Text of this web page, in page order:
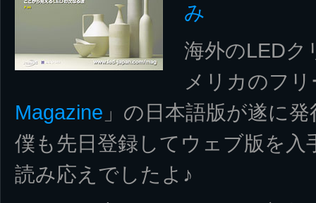
み
海外のLEDク
メリカのフ
Magazine 」の日本語版が遂に
僕も先日登録してウェブ版を
読み応えでしたよ♪